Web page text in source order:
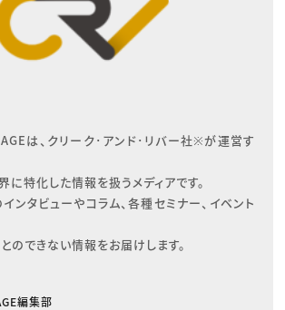
は、クリーク･アンド･リバー社※が運営す
に特化した情報を扱うメディアです。
ンタビューやコラム、各種セミナー、イベント
のできない情報をお届けします。
編集部